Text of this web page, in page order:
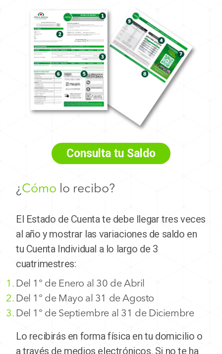
Consulta tu Saldo
¿ Cómo lo recibo?
El Estado de Cuenta te debe llegar tres veces
al año y mostrar las variaciones de saldo en
tu Cuenta Individual a lo largo de 3
cuatrimestres:
Del 1° de Enero al 30 de Abril
Del 1° de Mayo al 31 de Agosto
Del 1° de Septiembre al 31 de Diciembre
Lo recibirás en forma física en tu domicilio o
a través de medios electrónicos. Si no te ha